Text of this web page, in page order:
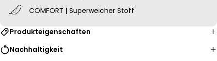
COMFORT | Superweicher Stoff
Produkteigenschaften
Nachhaltigkeit